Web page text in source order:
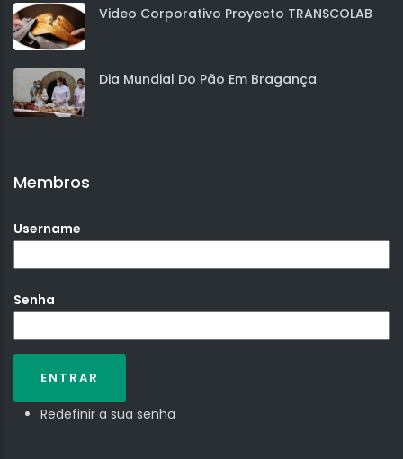
Video Corporativo Proyecto TRANSCOLAB
Dia Mundial Do Pão Em Bragança
Membros
Username
Senha
Redefinir a sua senha